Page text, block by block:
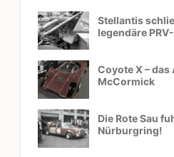
Stellantis
legendäre
Coyote X – das
McCormick
Die Rote Sau
Nürburgring!